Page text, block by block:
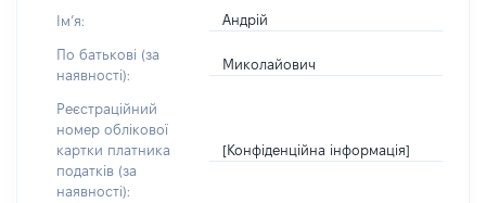
Імʼя: Андрій
По батькові (за
наявності):
Миколайович
Реєстраційний
номер облікової
картки платника
податків (за
наявності):
[Конфіденційна інформація]